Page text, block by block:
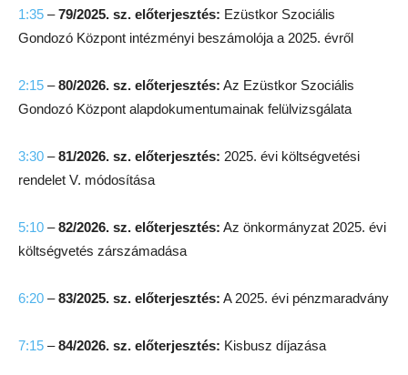
1:35 –79/2025. sz. előterjesztés: Ezüstkor Szociális
Gondozó Központ intézményi beszámolója a 2025. évről
2:15 –80/2026. sz. előterjesztés: Az Ezüstkor Szociális
Gondozó Központ alapdokumentumainak felülvizsgálata
3:30 –81/2026. sz. előterjesztés: 2025. évi költségvetési
rendelet V. módosítása
5:10 –82/2026. sz. előterjesztés: Az önkormányzat 2025. évi
költségvetés zárszámadása
6:20 –83/2025. sz. előterjesztés: A 2025. évi pénzmaradvány
7:15 –84/2026. sz. előterjesztés: Kisbusz díjazása